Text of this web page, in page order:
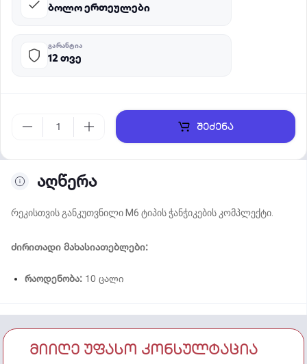
ბოლო ერთეულები
ᲒᲐᲠᲐᲜᲢᲘᲐ
12 თვე
შეძენა
აღწერა
რეკისთვის განკუთვნილი M6 ტიპის ჭანჭიკების კომპლექტი.
ძირითადი მახასიათებლები:
რაოდენობა: 10 ცალი
მიიღე უფასო კონსულტაცია